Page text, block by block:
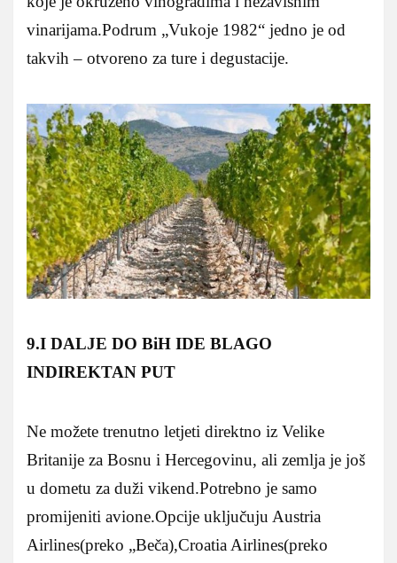
vinarijama.Podrum „Vukoje 1982“ jedno je od
takvih – otvoreno za ture i degustacije.
9.I DALJE DO BiH IDE BLAGO
INDIREKTAN PUT
Ne možete trenutno letjeti direktno iz Velike
Britanije za Bosnu i Hercegovinu, ali zemlja je još
u dometu za duži vikend.Potrebno je samo
promijeniti avione.Opcije uključuju Austria
Airlines(preko „Beča),Croatia Airlines(preko